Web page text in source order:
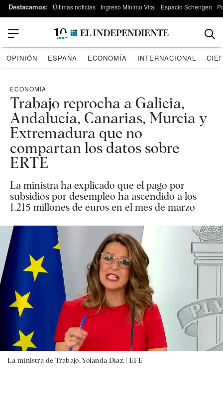
Destacamos: Últimas noticias Ingreso Mínimo Vital Espacio Schengen
OPINIÓN ESPAÑA ECONOMÍA INTERNACIONAL
ECONOMÍA
Trabajo reprocha a Galicia,
Andalucía, Canarias, Murcia y
Extremadura que no
compartan los datos sobre
ERTE
La ministra ha explicado que el pago por
subsidios por desempleo ha ascendido a los
1.215 millones de euros en el mes de marzo
La ministra de Trabajo, Yolanda Díaz. |EFE